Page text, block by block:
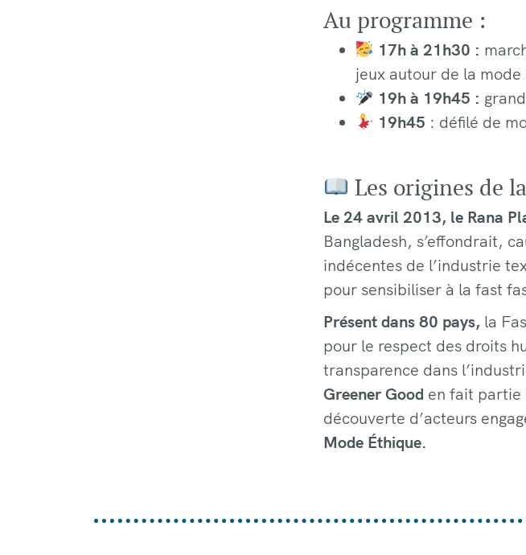
Au programme :
17h à 21h30 :
jeux autour de la
19h à 19h45 :
19h45 : défilé de
Les origines de
Le 24 avril 2013, le Rana
Bangladesh, s’effondrait,
indécentes de l’industrie
pour sensibiliser à la fast
Présent dans 80 pays, la
pour le respect des droits
transparence dans
Greener Good en fait partie
découverte d’acteurs
Mode Éthique.